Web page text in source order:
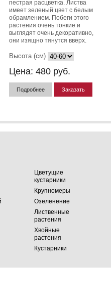
пестрая расцветка. Листва
имеет зеленый цвет с белым
обрамлением. Побеги этого
растения очень тонкие и
выглядят очень декоративно,
они изящно тянутся вверх.
Высота (см)
Цена: 480 руб.
Подробнее Заказать
Цветущие
кустарники
Крупномеры
Озеленение
Лиственные
растения
Хвойные
растения
Кустарники